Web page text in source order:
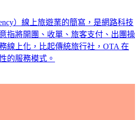
）線上旅遊業的簡寫，是網路科技
指將開團、收單、旅客支付、出團操
線上化，比起傳統旅行社，OTA 在
的服務模式。